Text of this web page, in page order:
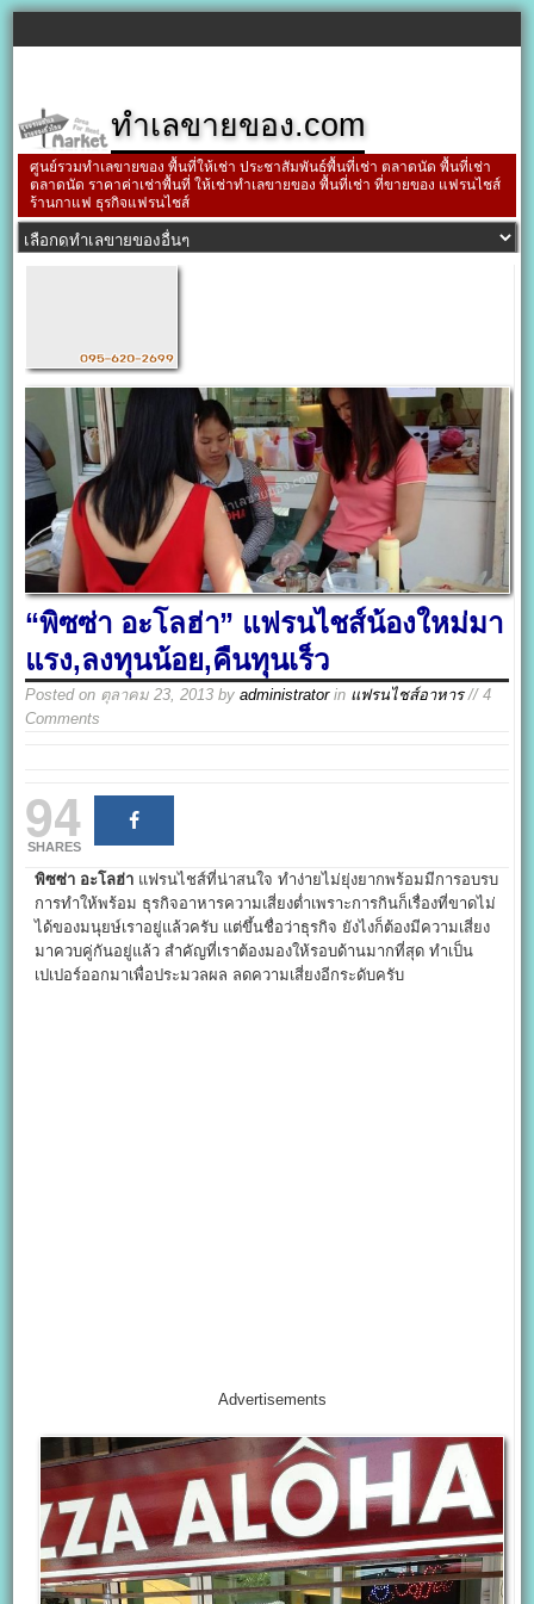
ทำเลขายของ.com
ศูนย์รวมทำเลขายของ พื้นที่ให้เช่า ประชาสัมพันธ์พื้นที่เช่า ตลาดนัด พื้นที่เช่า
ตลาดนัด ราคาค่าเช่าพื้นที่ ให้เช่าทำเลขายของ พื้นที่เช่า ที่ขายของ แฟรนไชส์
ร้านกาแฟ ธุรกิจแฟรนไชส์
“พิซซ่า อะโลฮ่า” แฟรนไชส์น้องใหม่มา
แรง,ลงทุนน้อย,คืนทุนเร็ว
Posted on ตุลาคม 23, 2013 byadministratorin แฟรนไชส์อาหาร// 4
Comments
94
SHARES
พิซซ่า อะโลฮ่า แฟรนไชส์ที่น่าสนใจ ทำง่ายไม่ยุ่งยากพร้อมมีการอบรบ
การทำให้พร้อม ธุรกิจอาหารความเสี่ยงต่ำเพราะการกินก็เรื่องที่ขาดไม่
ได้ของมนุยษ์เราอยู่แล้วครับ แต่ขึ้นชื่อว่าธุรกิจ ยังไงก็ต้องมีความเสี่ยง
มาควบคู่กันอยู่แล้ว สำคัญที่เราต้องมองให้รอบด้านมากที่สุด ทำเป็น
เปเปอร์ออกมาเพื่อประมวลผล ลดความเสี่ยงอีกระดับครับ
Advertisements